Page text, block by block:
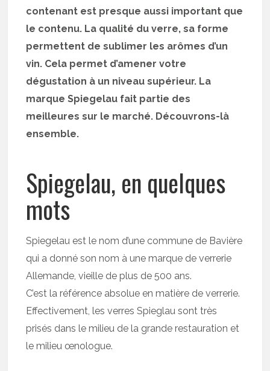
contenant est presque aussi important que
le contenu. La qualité du verre, sa forme
permettent de sublimer les arômes d’un
vin. Cela permet d’amener votre
dégustation à un niveau supérieur. La
marque Spiegelau fait partie des
meilleures sur le marché. Découvrons-là
ensemble.
Spiegelau, en quelques
mots
Spiegelau est le nom d’une commune de Bavière
qui a donné son nom à une marque de verrerie
Allemande, vieille de plus de 500 ans.
C’est la référence absolue en matière de verrerie.
Effectivement, les verres Spieglau sont très
prisés dans le milieu de la grande restauration et
le milieu œnologue.